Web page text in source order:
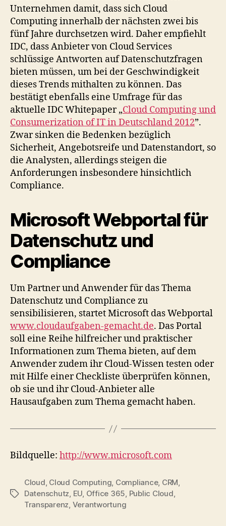
Unternehmen damit, dass sich Cloud
Computing innerhalb der nächsten zwei bis
fünf Jahre durchsetzen wird. Daher empfiehlt
IDC, dass Anbieter von Cloud Services
schlüssige Antworten auf Datenschutzfragen
bieten müssen, um bei der Geschwindigkeit
dieses Trends mithalten zu können. Das
bestätigt ebenfalls eine Umfrage für das
aktuelle IDC Whitepaper „Cloud Computing und
Consumerization of IT in Deutschland 2012”.
Zwar sinken die Bedenken bezüglich
Sicherheit, Angebotsreife und Datenstandort, so
die Analysten, allerdings steigen die
Anforderungen insbesondere hinsichtlich
Compliance.
Microsoft Webportal für
Datenschutz und
Compliance
Um Partner und Anwender für das Thema
Datenschutz und Compliance zu
sensibilisieren, startet Microsoft das Webportal
www.cloudaufgaben-gemacht.de. Das Portal
soll eine Reihe hilfreicher und praktischer
Informationen zum Thema bieten, auf dem
Anwender zudem ihr Cloud-Wissen testen oder
mit Hilfe einer Checkliste überprüfen können,
ob sie und ihr Cloud-Anbieter alle
Hausaufgaben zum Thema gemacht haben.
Bildquelle: http://www.microsoft.com
Tags
Cloud, Cloud Computing, Compliance, CRM,
Datenschutz, EU, Office 365, Public Cloud,
Transparenz, Verantwortung